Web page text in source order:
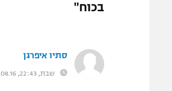
בכוח"
סתיו איפרגן
שבת, 22:43, 06.08.16